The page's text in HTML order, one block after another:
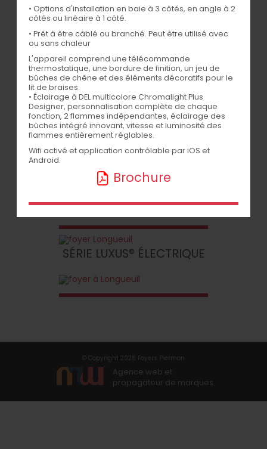
• Options d'installation en baie à 3 côtés, en angle à 2
côtés ou linéaire à 1 côté.
• Prêt à être câblé ou branché. Peut être utilisé avec
ou sans chaleur
L'appareil comprend une télécommande
thermostatique, une bordure de finition, un jeu de
bûches de chêne et des éléments décoratifs pour le
lit de braises.
• Éclairage à DEL multicolore Chromalight Plus
Designer, personnalisation complète de chaque
fonction, 2 flammes indépendantes, éclairage des
bûches intégré innovant, vitesse et luminosité des
flammes entièrement réglables.
Wifi activé et application contrôlable par iOS et
Android.
Brochure
ONYX EX110 / EX150 / EX190
LEX
SÉRIE LUXUS® ÉLECTRIQUE
© Copyright 2026 Foyers Piermon
Agence web et
propagateur de marques.